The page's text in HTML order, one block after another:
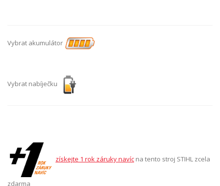
Vybrat akumulátor
Vybrat nabíječku
získejte 1 rok záruky navíc na tento stroj STIHL zcela
zdarma